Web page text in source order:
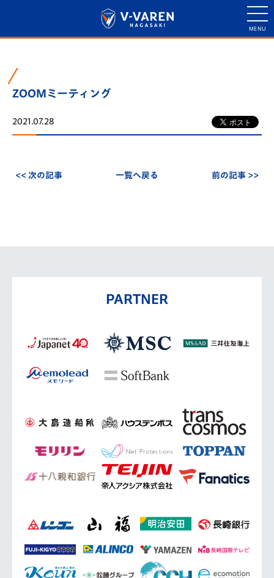
ZOOMミーティング
2021.07.28
<< 次の記事 一覧へ戻る 前の記事 >>
PARTNER